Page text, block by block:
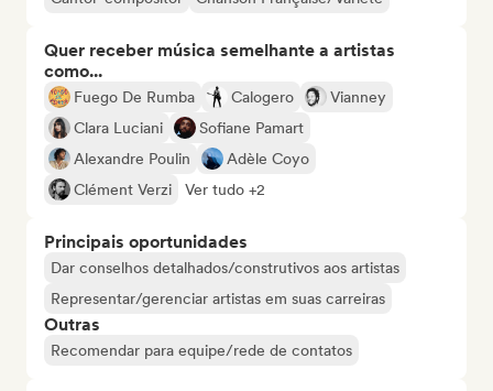
Quer receber música semelhante a artistas
como...
Fuego De Rumba Calogero
Vianney
Clara Luciani
Sofiane Pamart
Alexandre Poulin
Adèle Coyo
Clément Verzi
Ver tudo +2
Principais oportunidades
Dar conselhos detalhados/construtivos aos artistas
Representar/gerenciar artistas em suas carreiras
Outras
Recomendar para equipe/rede de contatos